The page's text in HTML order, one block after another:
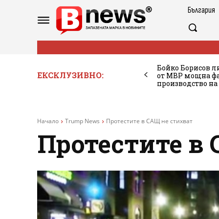
България
ЕКСКЛУЗИВНО:
Бойко Борисов
от МВР мощна
производство
Начало Trump News Протестите в САЩ не стихват
Протестите